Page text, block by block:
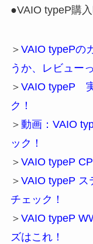
●VAIO typeP購
＞ VAIO typePの
うか、レビューっ
＞ VAIO typeP
ク！
＞ 動画：VAIO
ック！
＞ VAIO typeP
＞ VAIO typeP ス
チェック！
＞ VAIO typeP
ズはこれ！